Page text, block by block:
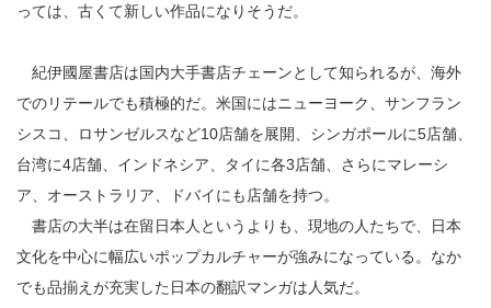
っては、古くて新しい作品になりそうだ。
紀伊國屋書店は国内大手書店チェーンとして知られるが、海外
でのリテールでも積極的だ。米国にはニューヨーク、サンフラン
シスコ、ロサンゼルスなど10店舗を展開、シンガポールに5店舗、
台湾に4店舗、インドネシア、タイに各3店舗、さらにマレーシ
ア、オーストラリア、ドバイにも店舗を持つ。
書店の大半は在留日本人というよりも、現地の人たちで、日本
文化を中心に幅広いポップカルチャーが強みになっている。なか
でも品揃えが充実した日本の翻訳マンガは人気だ。